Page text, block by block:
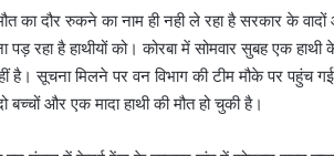
का दौर रुकने का नाम ही नही ले रहा है सरकार के
रहा है हाथीयों को। कोरबा में सोमवार सुबह एक
है। सूचना मिलने पर वन विभाग की टीम मौके पर पहुंच
बच्चों और एक मादा हाथी की मौत हो चुकी है।